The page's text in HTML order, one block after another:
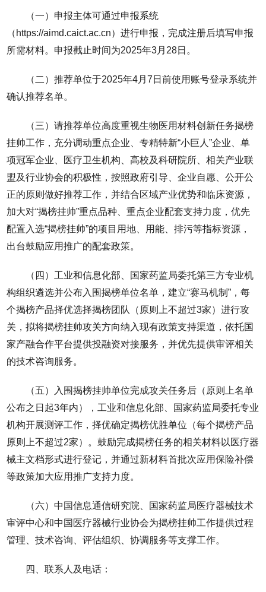
（一）申报主体可通过申报系统
（https://aimd.caict.ac.cn）进行申报，完成注册后填写申报
所需材料。申报截止时间为2025年3月28日。
（二）推荐单位于2025年4月7日前使用账号登录系统并
确认推荐名单。
（三）请推荐单位高度重视生物医用材料创新任务揭榜
挂帅工作，充分调动重点企业、专精特新“小巨人”企业、单
项冠军企业、医疗卫生机构、高校及科研院所、相关产业联
盟及行业协会的积极性，按照政府引导、企业自愿、公开公
正的原则做好推荐工作，并结合区域产业优势和临床资源，
加大对“揭榜挂帅”重点品种、重点企业配套支持力度，优先
配置入选“揭榜挂帅”的项目用地、用能、排污等指标资源，
出台鼓励应用推广的配套政策。
（四）工业和信息化部、国家药监局委托第三方专业机
构组织遴选并公布入围揭榜单位名单，建立“赛马机制”，每
个揭榜产品择优选择揭榜团队（原则上不超过3家）进行攻
关，拟将揭榜挂帅攻关方向纳入现有政策支持渠道，依托国
家产融合作平台提供投融资对接服务，并优先提供审评相关
的技术咨询服务。
（五）入围揭榜挂帅单位完成攻关任务后（原则上名单
公布之日起3年内），工业和信息化部、国家药监局委托专业
机构开展测评工作，择优确定揭榜优胜单位（每个揭榜产品
原则上不超过2家）。鼓励完成揭榜任务的相关材料以医疗器
械主文档形式进行登记，并通过新材料首批次应用保险补偿
等政策加大应用推广支持力度。
（六）中国信息通信研究院、国家药监局医疗器械技术
审评中心和中国医疗器械行业协会为揭榜挂帅工作提供过程
管理、技术咨询、评估组织、协调服务等支撑工作。
四、联系人及电话：